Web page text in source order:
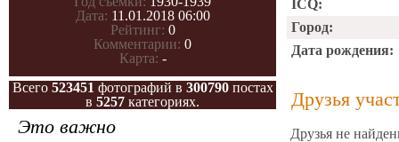
Дата: 11.01.2018 06:00
Рейтинг: 0
Комментарии: 0
Карта: -
Всего 523451 фотографий в 300790постах
в 5257 категориях.
Это важно
ICQ:
Город:
Дата рождения:
Друзья
Друзья не